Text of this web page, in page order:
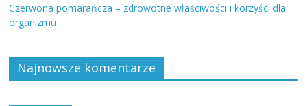
Czerwona pomarańcza – zdrowotne właściwości i korzyści dla
organizmu
Najnowsze komentarze